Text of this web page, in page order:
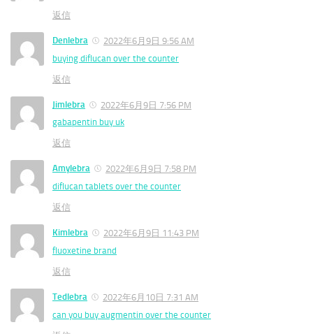
返信
Denlebra
2022年6月9日 9:56 AM
buying diflucan over the counter
返信
Jimlebra
2022年6月9日 7:56 PM
gabapentin buy uk
返信
Amylebra
2022年6月9日 7:58 PM
diflucan tablets over the counter
返信
Kimlebra
2022年6月9日 11:43 PM
fluoxetine brand
返信
Tedlebra
2022年6月10日 7:31 AM
can you buy augmentin over the counter